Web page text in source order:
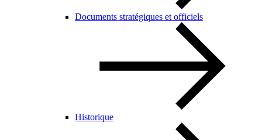
Documents stratégiques et officiels
Historique